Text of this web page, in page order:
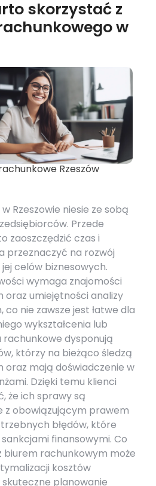
skorzystać z
w
Rzeszów
Rzeszowie niesie ze sobą
Przede
zaoszczędzić czas i
przeznaczyć na rozwój
celów biznesowych.
wymaga znajomości
umiejętności analizy
nie zawsze jest łatwe dla
wykształcenia lub
rachunkowe dysponują
którzy na bieżąco śledzą
oraz mają doświadczenie w
Dzięki temu klienci
że ich sprawy są
z obowiązującym prawem
błędów, które
finansowymi. Co
biurem rachunkowym może
kosztów
skuteczne planowanie